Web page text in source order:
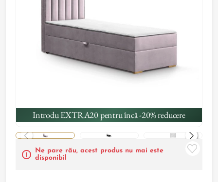
Introdu EXTRA20 pentru încă -20% reducere
Ne pare rău, acest produs nu mai este
disponibil